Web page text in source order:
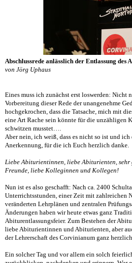
Abschlussrede anlässlich der Entlassung des
von Jörg Uphaus
Eines muss ich zunächst erst loswerden: Nicht
Vorbereitung dieser Rede der unangenehme
hochgekrochen, dass die Tatsache, mich mit
eine Art Rache sein könnte für die unzähligen
schwitzen musstet….
Aber nein, ich weiß, dass es nicht so ist und
Anerkennung, für die ich Euch herzlich danke.
Liebe Abiturientinnen, liebe Abiturienten, sehr
Freunde, liebe Kolleginnen und Kollegen!
Nun ist es also geschafft: Nach ca. 2400
Unterrichtsstunden, einer Zeit mit zahlreichen
veränderten Lehrplänen und zentralen
Änderungen haben wir heute etwas ganz
Abiturentlassungsfeier. Zum Bestehen der
liebe Abiturientinnen und Abiturienten, aber
der Lehrerschaft des Corvinianum ganz
Ein solcher Tag und vor allem ein solch